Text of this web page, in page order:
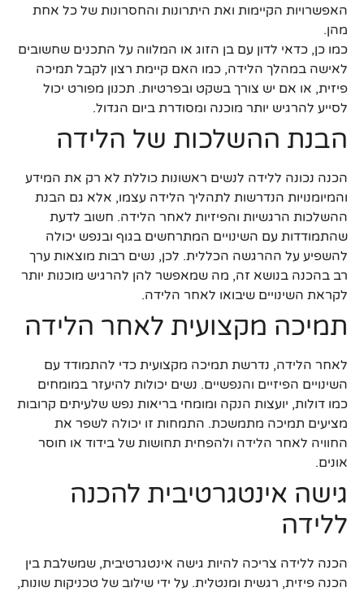
האפשרויות הקיימות ואת היתרונות והחסרונות של כל אחת
מהן.
כמו כן, כדאי לדון עם בן הזוג או המלווה על התכנים שחשובים
לאישה במהלך הלידה, כמו האם קיימת רצון לקבל תמיכה
פיזית, או אם יש צורך בשקט ובפרטיות. תכנון מפורט יכול
לסייע להרגיש יותר מוכנה ומסודרת ביום הגדול.
הבנת ההשלכות של הלידה
הכנה נכונה ללידה לנשים ראשונות כוללת לא רק את המידע
והמיומנויות הנדרשות לתהליך הלידה עצמו, אלא גם הבנת
ההשלכות הרגשיות והפיזיות לאחר הלידה. חשוב לדעת
שהתמודדות עם השינויים המתרחשים בגוף ובנפש יכולה
להשפיע על ההרגשה הכללית. לכן, נשים רבות מוצאות ערך
רב בהכנה בנושא זה, מה שמאפשר להן להרגיש מוכנות יותר
לקראת השינויים שיבואו לאחר הלידה.
תמיכה מקצועית לאחר הלידה
לאחר הלידה, נדרשת תמיכה מקצועית כדי להתמודד עם
השינויים הפיזיים והנפשיים. נשים יכולות להיעזר במומחים
כמו דולות, יועצות הנקה ומומחי בריאות נפש שלעיתים קרובות
מציעים תמיכה מתמשכת. התמחות זו יכולה לשפר את
החוויה לאחר הלידה ולהפחית תחושות של בידוד או חוסר
אונים.
גישה אינטגרטיבית להכנה
ללידה
הכנה ללידה צריכה להיות גישה אינטגרטיבית, שמשלבת בין
הכנה פיזית, רגשית ומנטלית. על ידי שילוב של טכניקות שונות,